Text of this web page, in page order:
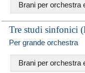
Brani per orchestra
Tre studi sinfonici
Per grande orchestra
Brani per orchestra